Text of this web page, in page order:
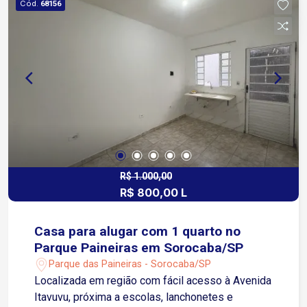
Cód. 68156
R$ 1.000,00
R$ 800,00 L
Casa para alugar com 1 quarto no
Parque Paineiras em Sorocaba/SP
Parque das Paineiras - Sorocaba/SP
Localizada em região com fácil acesso à Avenida
Itavuvu, próxima a escolas, lanchonetes e